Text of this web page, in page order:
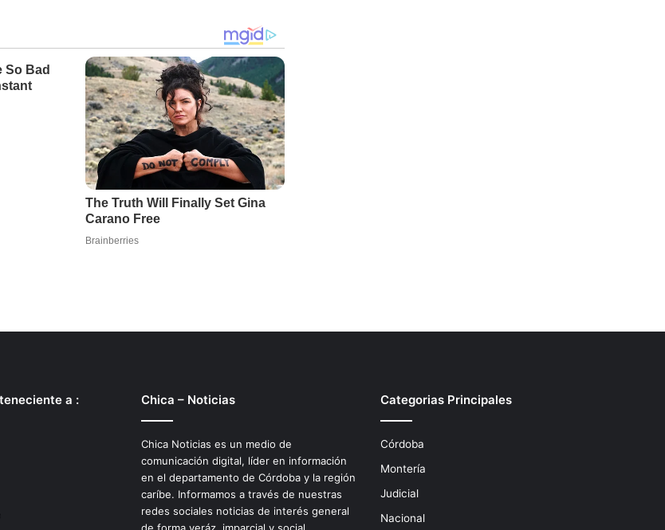
a : Chica – Noticias
Chica Noticias es un medio de
comunicación digital, líder en información
en el departamento de Córdoba y la región
caríbe. Informamos a través de nuestras
redes sociales noticias de interés general
Categorias Principales
Córdoba
Montería
Judicial
Nacional